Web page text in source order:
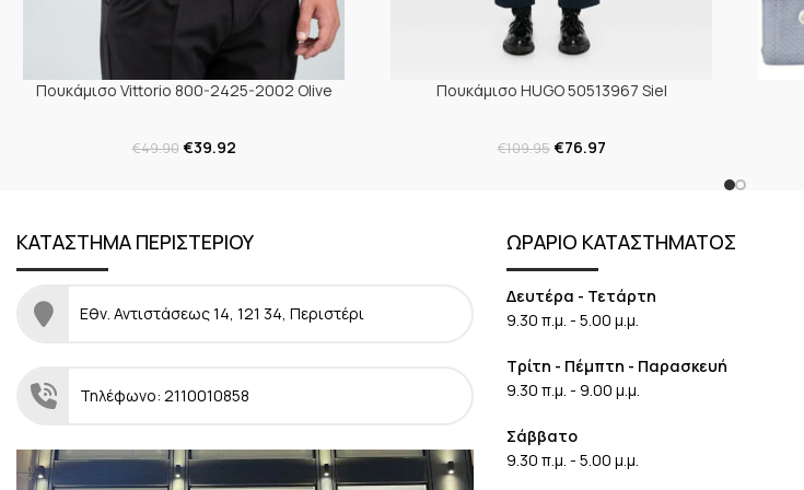
Πουκάμισο Vittorio 800-2425-2002 Olive
€49.90 €39.92
Πουκάμισο HUGO 50513967 Siel
€109.95 €76.97
ΚΑΤΑΣΤΗΜΑ ΠΕΡΙΣΤΕΡΙΟΥ
Εθν. Αντιστάσεως 14, 121 34, Περιστέρι
Τηλέφωνο: 2110010858
ΩΡΑΡΙΟ ΚΑΤΑΣΤΗΜΑΤΟΣ
Δευτέρα - Τετάρτη
9.30 π.μ. - 5.00 μ.μ.
Τρίτη - Πέμπτη - Παρασκευή
9.30 π.μ. - 9.00 μ.μ.
Σάββατο
9.30 π.μ. - 5.00 μ.μ.